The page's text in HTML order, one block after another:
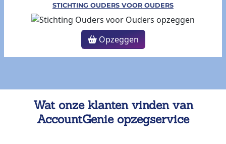
STICHTING OUDERS VOOR OUDERS
Opzeggen
Wat onze klanten vinden van
AccountGenie opzegservice